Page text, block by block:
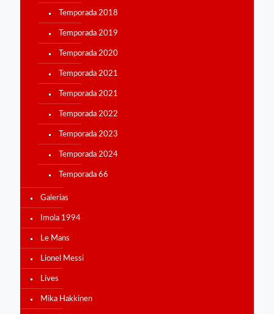
Temporada 2018
Temporada 2019
Temporada 2020
Temporada 2021
Temporada 2021
Temporada 2022
Temporada 2023
Temporada 2024
Temporada 66
Galerias
Imola 1994
Le Mans
Lionel Messi
Lives
Mika Hakkinen